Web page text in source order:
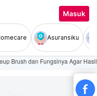
Masuk
Asuransiku
Brush dan Fungsinya Agar